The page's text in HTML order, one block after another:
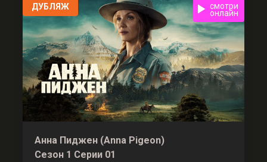
ДУБЛЯЖ смотри
онлайн
Анна Пиджен (Anna Pigeon)
Сезон 1 Серии 01